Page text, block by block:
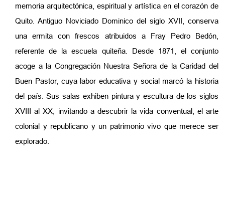
memoria arquitectónica, espiritual y artística en el corazón de
Quito. Antiguo Noviciado Dominico del siglo XVII, conserva
una ermita con frescos atribuidos a Fray Pedro Bedón,
referente de la escuela quiteña. Desde 1871, el conjunto
acoge a la Congregación Nuestra Señora de la Caridad del
Buen Pastor, cuya labor educativa y social marcó la historia
del país. Sus salas exhiben pintura y escultura de los siglos
XVIII al XX, invitando a descubrir la vida conventual, el arte
colonial y republicano y un patrimonio vivo que merece ser
explorado.